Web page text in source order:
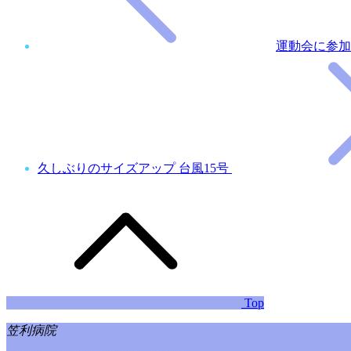
運動会に参
久しぶりのサイズアップ 台風15号
Top
笠利病院